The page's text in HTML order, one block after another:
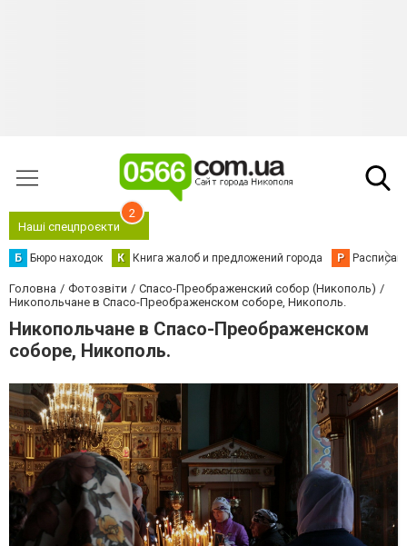
Наші спецпроєкти
2
Б Бюро находок К Книга жалоб и предложений города Р
Головна Фотозвіти
Спасо-Преображенский собор (Никополь)
Никопольчане в Спасо-Преображенском соборе, Никополь.
Никопольчане в Спасо-Преображенском
соборе, Никополь.